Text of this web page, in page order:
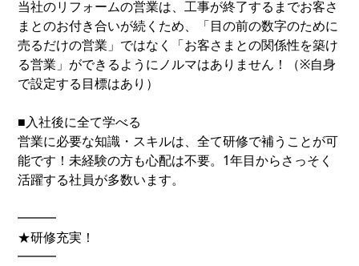
当社のリフォームの営業は、工事が終了するまでお客さ
まとのお付き合いが続くため、「目の前の数字のために
売るだけの営業」ではなく「お客さまとの関係性を築け
る営業」ができるようにノルマはありません！（※自身
で設定する目標はあり）
■入社後に全て学べる
営業に必要な知識・スキルは、全て研修で補うことが可
能です！未経験の方も心配は不要。1年目からさっそく
活躍する社員が多数います。
━━━
★研修充実！
━━━